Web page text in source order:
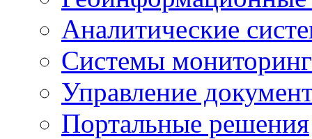
Аналитические
Системы
Управление
Портальные решения